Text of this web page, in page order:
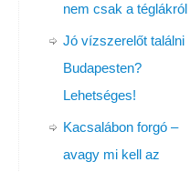
nem csak a téglákról
Jó vízszerelőt találni
Budapesten?
Lehetséges!
Kacsalábon forgó –
avagy mi kell az